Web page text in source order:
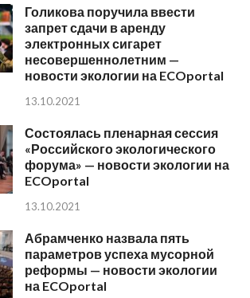
Голикова поручила ввести
запрет сдачи в аренду
электронных сигарет
несовершеннолетним —
новости экологии на ECOportal
13.10.2021
Состоялась пленарная сессия
«Российского экологического
форума» — новости экологии на
ECOportal
13.10.2021
Абрамченко назвала пять
параметров успеха мусорной
реформы — новости экологии
на ECOportal